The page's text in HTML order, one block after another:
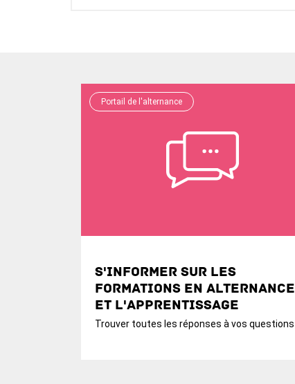
Portail de l'alternance
S'informer sur les
formations en alternance
et l'apprentissage
Trouver toutes les réponses à vos questions